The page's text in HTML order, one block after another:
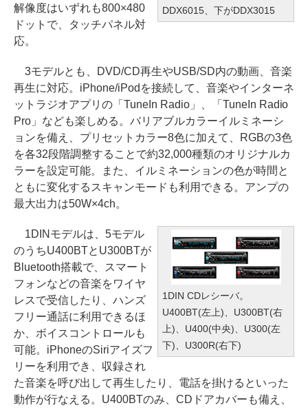
DDX6015、下がDDX3015
解像度はいずれも800×480
ドットで、タッチパネル対
応。
3モデルとも、DVD/CD再生やUSB/SD内の動画、音楽
再生に対応。iPhone/iPodを接続して、音楽やインターネ
ットラジオアプリの「TuneIn Radio」、「TuneIn Radio
Pro」なども楽しめる。バリアブルカラーイルミネーシ
ョンを備え、プリセットカラー8色に加えて、RGBの3色
を各32段階調整することで約32,000種類のオリジナルカ
ラーを設定可能。また、イルミネーションの色が時間と
ともに変化するスキャンモードも利用できる。アンプの
最大出力は50W×4ch。
1DIN CDレシーバ。
U400BT(左上)、U300BT(右
上)、U400(中央)、U300(左
下)、U300R(右下)
1DINモデルは、5モデル
のうちU400BTとU300BTが
Bluetooth搭載で、スマート
フォンなどの音楽をワイヤ
レスで受信したり、ハンズ
フリー通話に利用できるほ
か、ボイスコントロールも
可能。iPhoneのSiriアイズフ
リーを利用でき、収録され
た音楽を呼び出して再生したり、電話を掛けるといった
動作が行なえる。U400BTのみ、CDドアカバーも備え、